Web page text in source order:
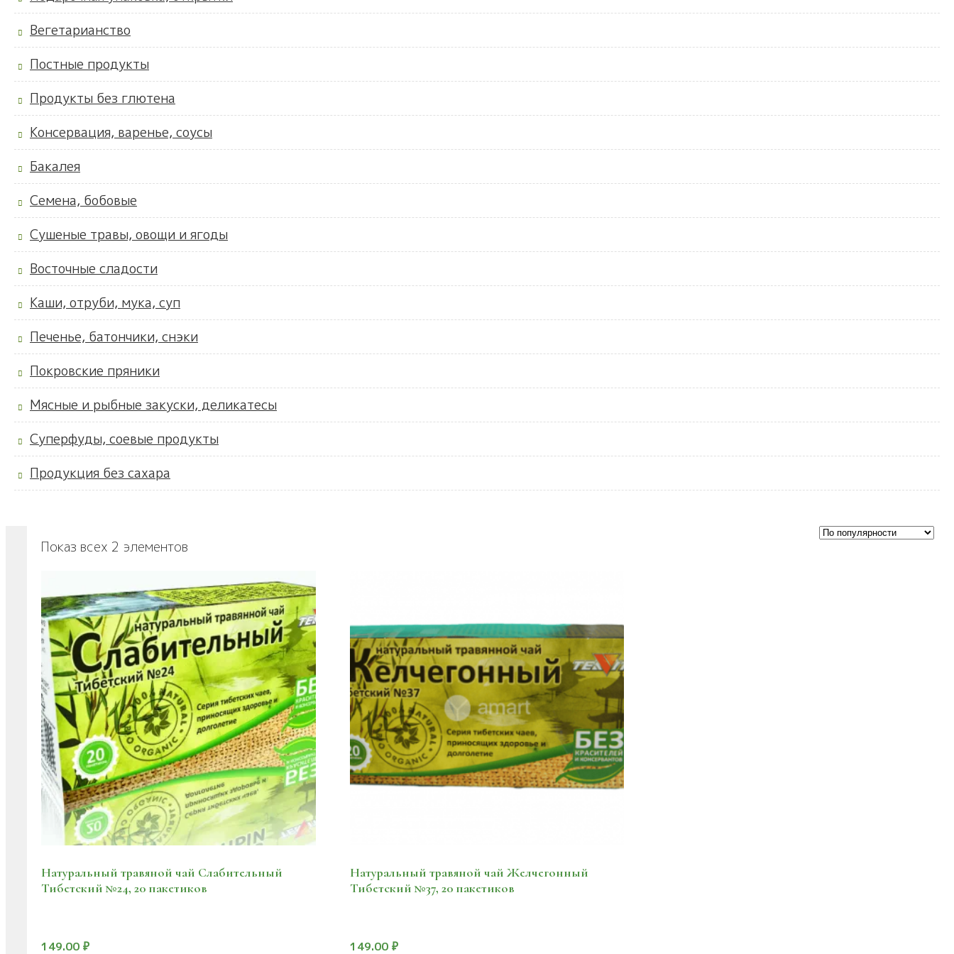
Вегетарианство
Постные продукты
Продукты без глютена
Консервация, варенье, соусы
Бакалея
Семена, бобовые
Сушеные травы, овощи и ягоды
Восточные сладости
Каши, отруби, мука, суп
Печенье, батончики, снэки
Покровские пряники
Мясные и рыбные закуски, деликатесы
Суперфуды, соевые продукты
Продукция без сахара
Показ всех 2 элементов
Натуральный травяной чай Слабительный
Тибетский №24, 20 пакетиков
149.00 ₽
Натуральный травяной чай Желчегонный
Тибетский №37, 20 пакетиков
149.00 ₽